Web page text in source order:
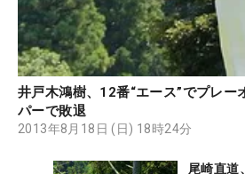
井戸木鴻樹、12番“エース”でプレー
パーで敗退
2013年8月18日 (日) 18時24分
尾崎直道